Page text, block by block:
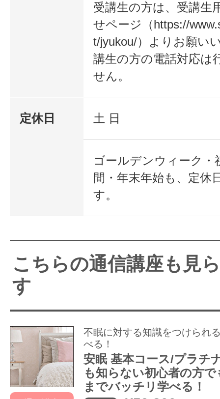
受講生の方は、受講生
せページ（https://
t/jyukou/）よりお願い
講生の方の電話対応は
せん。
定休日 土 日
ゴールデンウィーク・
間・年末年始も、定休
す。
こちらの通信講座も見
す
不眠に対する知識をつけられ
べる！
安眠 基本コース/プラ
も知らない初心者の方で
までバッチリ